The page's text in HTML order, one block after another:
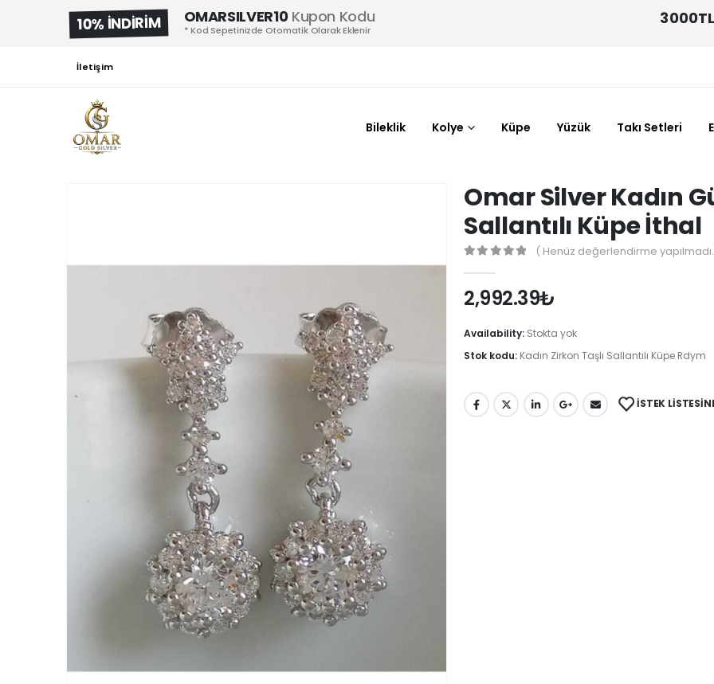
10% İNDİRİM OMARSILVER10Kupon Kodu
* Kod Sepetinizde Otomatik Olarak Eklenir
İletişim
Bileklik Kolye Küpe Yüzük Takı Setleri
Omar Silver Kadın
Sallantılı Küpe İthal
( Henüz değerlendirme
2,992.39₺
Availability: Stokta yok
Stok kodu: Kadın Zirkon Taşlı Sallantılı Küpe Rdym
İSTEK